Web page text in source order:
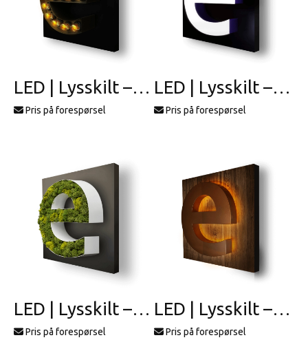
LED | Lysskilt – profil 11
Pris på forespørsel
LED | Lysskilt – profil 12
Pris på forespørsel
LED | Lysskilt – profil 13
Pris på forespørsel
LED | Lysskilt – profil 14
Pris på forespørsel